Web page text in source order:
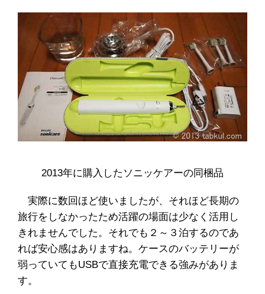
2013年に購入したソニッケアーの同梱品
実際に数回ほど使いましたが、それほど長期の
旅行をしなかったため活躍の場面は少なく活用し
きれませんでした。それでも２～３泊するのであ
れば安心感はありますね。ケースのバッテリーが
弱っていてもUSBで直接充電できる強みがありま
す。